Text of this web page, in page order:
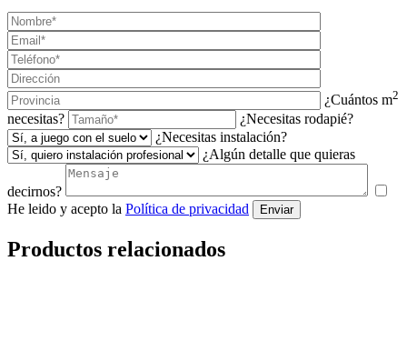
¿Cuántos m2
necesitas?
¿Necesitas rodapié?
¿Necesitas instalación?
¿Algún detalle que quieras
decirnos?
He leido y acepto la Política de privacidad Enviar
Productos relacionados